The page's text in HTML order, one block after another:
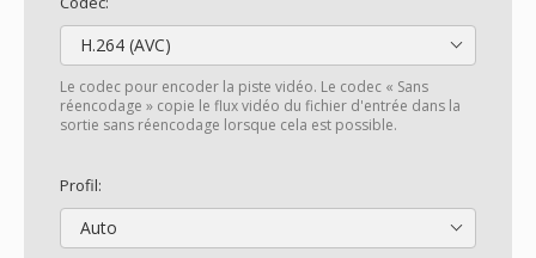
H.264 (AVC)
Le codec pour encoder la piste vidéo. Le codec « Sans
réencodage » copie le flux vidéo du fichier d'entrée dans la
sortie sans réencodage lorsque cela est possible.
Profil:
Auto